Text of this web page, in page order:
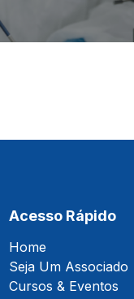
Acesso Rápido
Home
Seja Um Associado
Cursos & Eventos